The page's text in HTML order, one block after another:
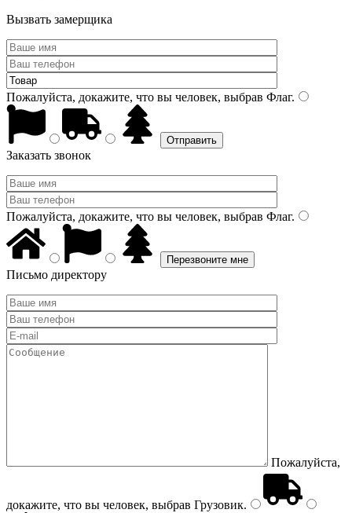
Вызвать замерщика
Пожалуйста, докажите, что вы человек, выбрав Флаг.
Заказать звонок
Пожалуйста, докажите, что вы человек, выбрав Флаг.
Письмо директору
Пожалуйста,
докажите, что вы человек, выбрав Грузовик.